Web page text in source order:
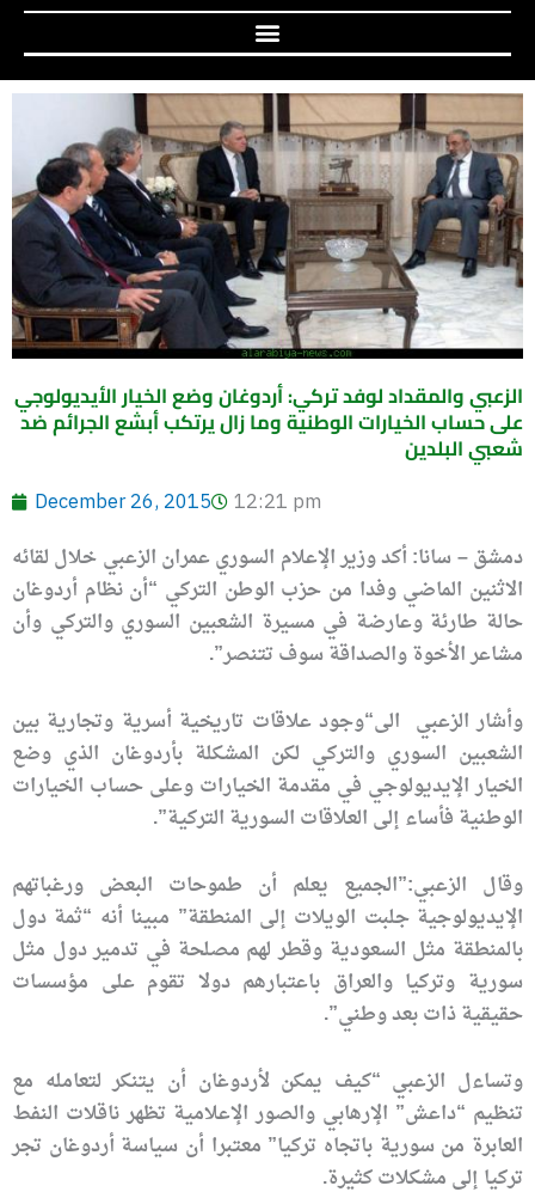
الزعبي والمقداد لوفد تركي: أردوغان وضع الخيار الأيديولوجي
على حساب الخيارات الوطنية وما زال يرتكب أبشع الجرائم ضد
شعبي البلدين
December 26, 2015 12:21 pm
دمشق – سانا: أكد وزير الإعلام السوري عمران الزعبي خلال لقائه
الاثنين الماضي وفدا من حزب الوطن التركي “أن نظام أردوغان
حالة طارئة وعارضة في مسيرة الشعبين السوري والتركي وأن
مشاعر الأخوة والصداقة سوف تتنصر”.
وأشار الزعبي الى“وجود علاقات تاريخية أسرية وتجارية بين
الشعبين السوري والتركي لكن المشكلة بأردوغان الذي وضع
الخيار الإيديولوجي في مقدمة الخيارات وعلى حساب الخيارات
الوطنية فأساء إلى العلاقات السورية التركية”.
وقال الزعبي:”الجميع يعلم أن طموحات البعض ورغباتهم
الإيديولوجية جلبت الويلات إلى المنطقة” مبينا أنه “ثمة دول
بالمنطقة مثل السعودية وقطر لهم مصلحة في تدمير دول مثل
سورية وتركيا والعراق باعتبارهم دولا تقوم على مؤسسات
حقيقية ذات بعد وطني”.
وتساءل الزعبي “كيف يمكن لأردوغان أن يتنكر لتعامله مع
تنظيم “داعش” الإرهابي والصور الإعلامية تظهر ناقلات النفط
العابرة من سورية باتجاه تركيا” معتبرا أن سياسة أردوغان تجر
تركيا إلى مشكلات كثيرة.